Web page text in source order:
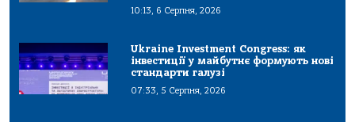
10:13, 6 Серпня, 2026
Ukraine Investment Congress: як
інвестиції у майбутнє формують нові
стандарти галузі
07:33, 5 Серпня, 2026